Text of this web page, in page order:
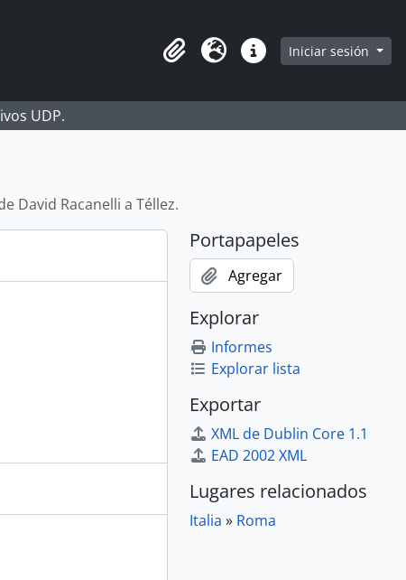
Portapapeles
Idioma Enlaces rápidos
Iniciar sesión
UDP.
David Racanelli a Téllez.
Portapapeles
Agregar
Explorar
Informes
Explorar lista
Exportar
XML de Dublin Core 1.1
EAD 2002 XML
Lugares relacionados
Italia » Roma